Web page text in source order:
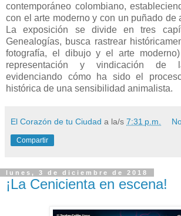
contemporáneo colombiano,
con el arte moderno y con un puñado de
La exposición se divide en tres
Genealogías, busca rastrear
fotografía, el dibujo y el arte
representación y vindicación de
evidenciando cómo ha sido el
histórica de una sensibilidad animalista.
El Corazón de tu Ciudad a la/s 7:31 p.m.
Compartir
lunes, 3 de diciembre de 2018
¡La Cenicienta en escena!